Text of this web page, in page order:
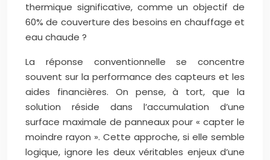
thermique significative, comme un objectif de
60% de couverture des besoins en chauffage et
eau chaude ?
La réponse conventionnelle se concentre
souvent sur la performance des capteurs et les
aides financières. On pense, à tort, que la
solution réside dans l’accumulation d’une
surface maximale de panneaux pour « capter le
moindre rayon ». Cette approche, si elle semble
logique, ignore les deux véritables enjeux d’une